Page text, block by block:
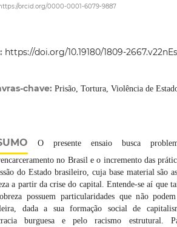
orcid.org/0000-0001-6079-9887
https://doi.org/10.19180/1809-
chave: Prisão, Tortura, Violência de
O presente ensaio busca
no Brasil e o incremento das
do Estado brasileiro, cuja base material são
a partir da crise do capital. Entende-se aí que
possuem particularidades que não
dada a sua formação social de
burguesa e pelo racismo estrutural.